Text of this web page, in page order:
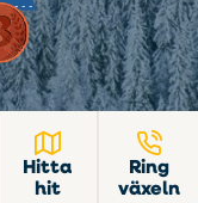
Hitta
hit
Ring
växeln